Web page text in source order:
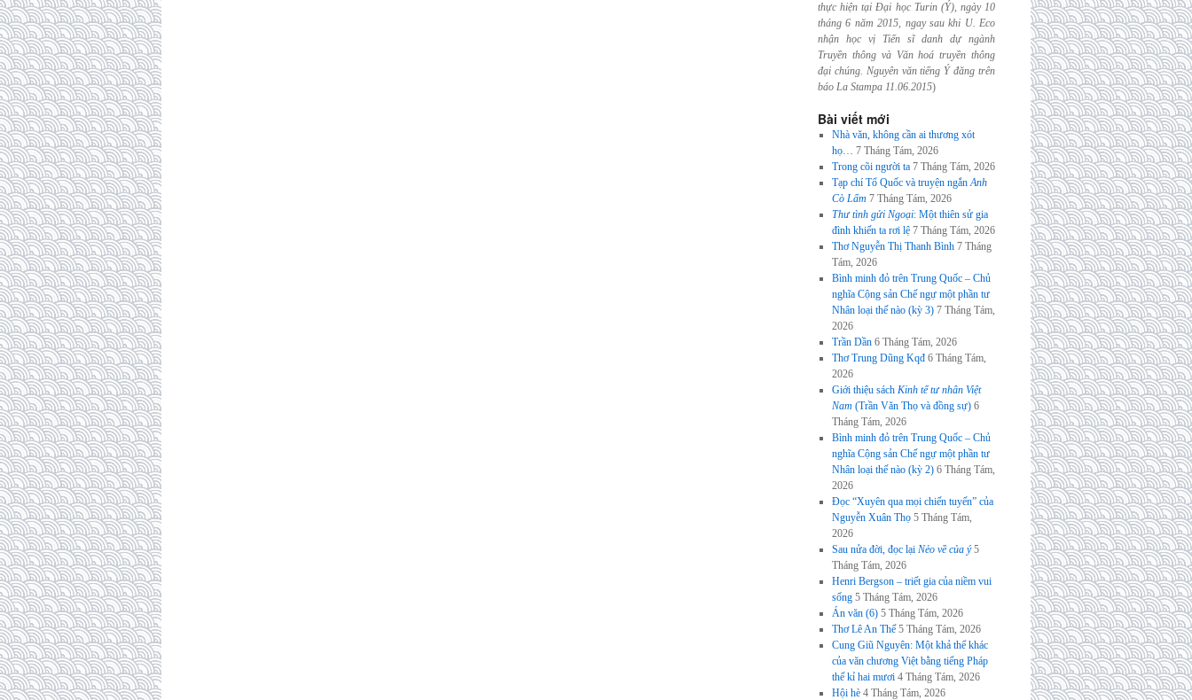
thực hiện tại Đại học Turin (Ý), ngày 10
tháng 6 năm 2015, ngay sau khi U. Eco
nhận học vị Tiến sĩ danh dự ngành
Truyền thông và Văn hoá truyền thông
đại chúng. Nguyên văn tiếng Ý đăng trên
báo La Stampa 11.06.2015)
Bài viết mới
Nhà văn, không cần ai thương xót
họ… 7 Tháng Tám, 2026
Trong cõi người ta 7 Tháng Tám, 2026
Tạp chí Tổ Quốc và truyện ngắnAnh
Cò Lấm 7 Tháng Tám, 2026
Thư tình gửi Ngoại: Một thiên sử gia
đình khiến ta rơi lệ 7 Tháng Tám, 2026
Thơ Nguyễn Thị Thanh Bình 7 Tháng
Tám, 2026
Bình minh đỏ trên Trung Quốc – Chủ
nghĩa Cộng sản Chế ngự một phần tư
Nhân loại thế nào (kỳ 3) 7 Tháng Tám,
2026
Trần Dần 6 Tháng Tám, 2026
Thơ Trung Dũng Kqđ 6 Tháng Tám,
2026
Giới thiệu sách Kinh tế tư nhân Việt
Nam (Trần Văn Thọ và đồng sự) 6
Tháng Tám, 2026
Bình minh đỏ trên Trung Quốc – Chủ
nghĩa Cộng sản Chế ngự một phần tư
Nhân loại thế nào (kỳ 2) 6 Tháng Tám,
2026
Đọc “Xuyên qua mọi chiến tuyến” của
Nguyễn Xuân Thọ 5 Tháng Tám,
2026
Sau nửa đời, đọc lại Nẻo về của ý 5
Tháng Tám, 2026
Henri Bergson – triết gia của niềm vui
sống 5 Tháng Tám, 2026
Án văn (6) 5 Tháng Tám, 2026
Thơ Lê An Thế 5 Tháng Tám, 2026
Cung Giũ Nguyên: Một khả thể khác
của văn chương Việt bằng tiếng Pháp
thế kỉ hai mươi 4 Tháng Tám, 2026
Hội hè 4 Tháng Tám, 2026